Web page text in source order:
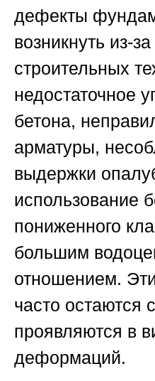
дефекты
возникнуть из-
строительных
недостаточное
бетона,
арматуры,
выдержки
использование
пониженного
большим
отношением.
часто остаются
проявляются в
деформаций.